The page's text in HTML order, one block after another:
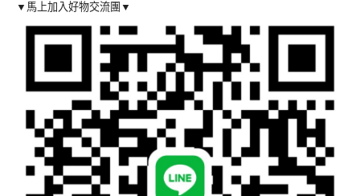
▼馬上加入好物交流團▼